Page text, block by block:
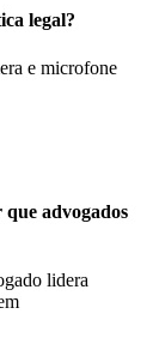
legal?
e microfone
advogados
lidera